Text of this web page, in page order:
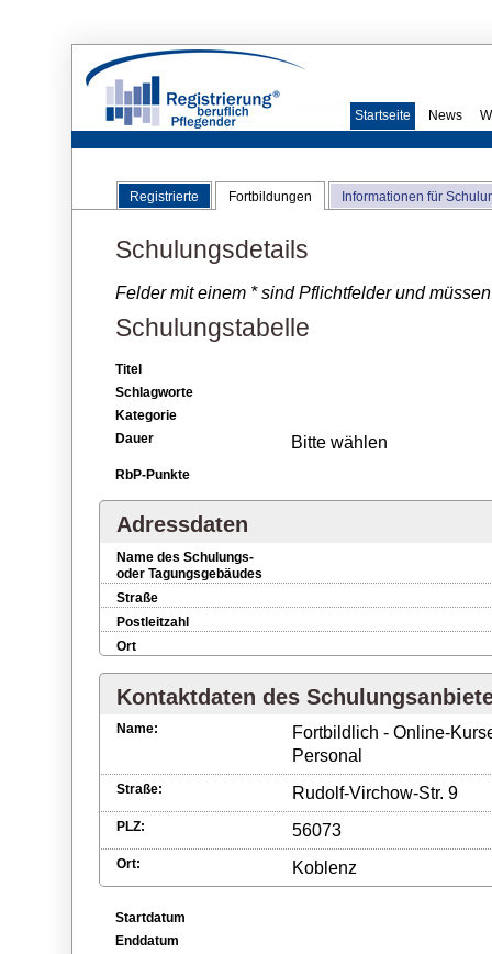
Startseite News
Registrierte Fortbildungen Informationen für
Schulungsdetails
Felder mit einem * sind Pflichtfelder und
Schulungstabelle
Titel
Schlagworte
Kategorie
Dauer
Bitte wählen
RbP-Punkte
Adressdaten
Name des Schulungs-
oder Tagungsgebäudes
Straße
Postleitzahl
Ort
Kontaktdaten des
Name:
Fortbildlich - Online-
Personal
Straße: Rudolf-Virchow-Str. 9
PLZ: 56073
Ort: Koblenz
Startdatum
Enddatum